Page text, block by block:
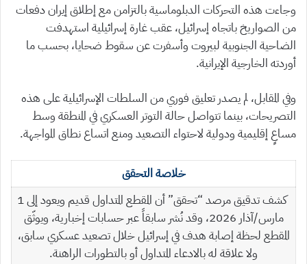
وجاءت هذه التحركات الدبلوماسية بالتزامن مع إطلاق إيران دفعات
من الصواريخ باتجاه إسرائيل، عقب غارة إسرائيلية استهدفت
الضاحية الجنوبية لبيروت وأسفرت عن سقوط ضحايا، بحسب ما
أوردته الخارجية الإيرانية.
وفي المقابل، لم يصدر تعليق فوري من السلطات الإسرائيلية على هذه
التصريحات، بينما تتواصل حالة التوتر العسكري في المنطقة وسط
مساعٍ إقليمية ودولية لاحتواء التصعيد ومنع اتساع نطاق المواجهة.
خلاصة التحقق
كشف تدقيق مرصد “تحقق” أن المقطع المتداول قديم ويعود إلى 1
مارس/آذار 2026، وقد نُشر سابقاً عبر حسابات إخبارية، ويوثّق
المقطع لحظة إصابة هدف في إسرائيل خلال تصعيد عسكري سابق،
ولا علاقة له بالادعاء المتداول أو بالتطورات الراهنة.